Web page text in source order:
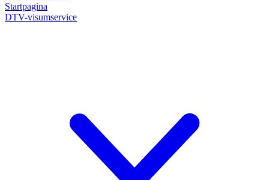
Startpagina
DTV-visumservice